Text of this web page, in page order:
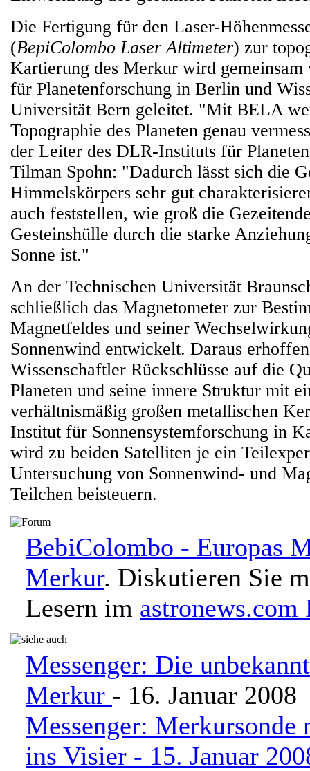
Die Fertigung für den Laser-
(BepiColombo Laser Altimeter) zur
Kartierung des Merkur wird
für Planetenforschung in Berlin und
Universität Bern geleitet. "Mit BELA
Topographie des Planeten genau
der Leiter des DLR-Instituts für
Tilman Spohn: "Dadurch lässt sich die
Himmelskörpers sehr gut
auch feststellen, wie groß die
Gesteinshülle durch die starke
Sonne ist."
An der Technischen Universität
schließlich das Magnetometer zur
Magnetfeldes und seiner
Sonnenwind entwickelt. Daraus
Wissenschaftler Rückschlüsse auf die
Planeten und seine innere Struktur mit
verhältnismäßig großen metallischen
Institut für Sonnensystemforschung in
wird zu beiden Satelliten je ein
Untersuchung von Sonnenwind- und
Teilchen beisteuern.
BebiColombo - Europas
Merkur. Diskutieren Sie
Lesern im astronews.com
Messenger: Die
Merkur - 16. Januar 2008
Messenger:
ins Visier - 15. Januar